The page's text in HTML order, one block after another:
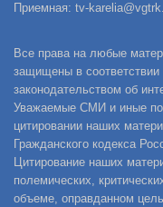
Приемная: tv-
Все права на любые
защищены в
законодательством об
Уважаемые СМИ и иные
цитировании наших
Гражданского кодекса
Цитирование наших
полемических,
объеме, оправданном